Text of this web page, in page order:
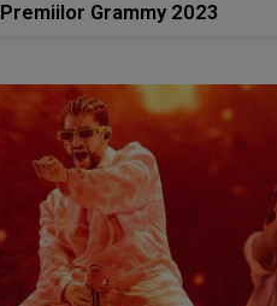
Premiilor Grammy 2023